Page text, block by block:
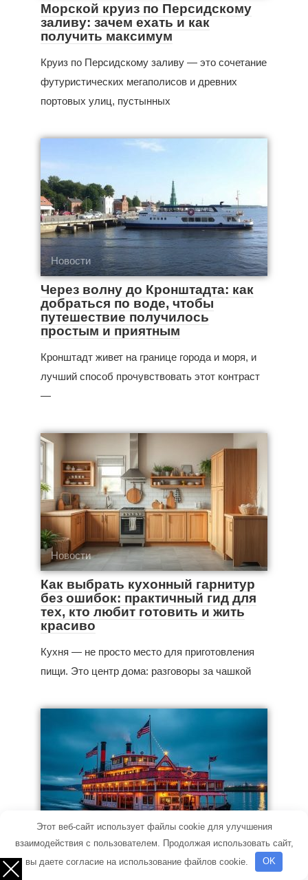
Морской круиз по Персидскому
заливу: зачем ехать и как
получить максимум
Круиз по Персидскому заливу — это сочетание
футуристических мегаполисов и древних
портовых улиц, пустынных
Новости
Через волну до Кронштадта: как
добраться по воде, чтобы
путешествие получилось
простым и приятным
Кронштадт живет на границе города и моря, и
лучший способ прочувствовать этот контраст
—
Новости
Как выбрать кухонный гарнитур
без ошибок: практичный гид для
тех, кто любит готовить и жить
красиво
Кухня — не просто место для приготовления
пищи. Это центр дома: разговоры за чашкой
Новости
Ужин на воде: всё, что нужно
Этот веб-сайт использует файлы cookie для улучшения
взаимодействия с пользователем. Продолжая использовать сайт,
вы даете согласие на использование файлов cookie.
OK